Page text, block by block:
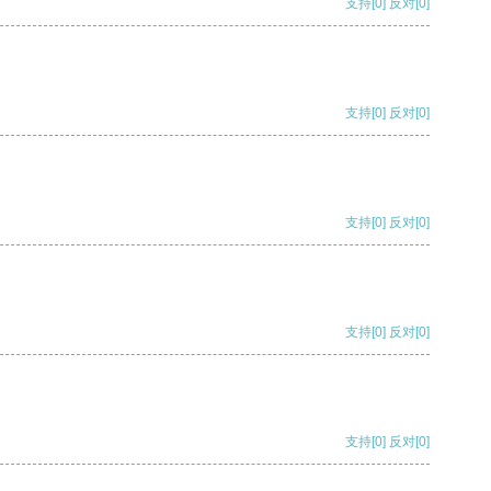
支持 [0] 反对 [0]
支持[0] 反对[0]
支持[0] 反对[0]
支持[0] 反对[0]
支持[0] 反对[0]